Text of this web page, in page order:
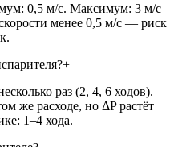
0,5 м/с. Максимум: 3 м/с
менее 0,5 м/с — риск
+
раз (2, 4, 6 ходов).
же расходе, но ΔP растёт
1–4 хода.